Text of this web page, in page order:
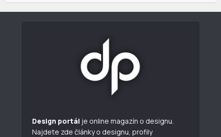
Design portál je online magazín o designu.
Najdete zde články o designu, profily